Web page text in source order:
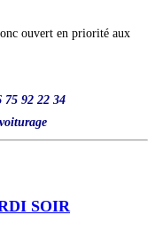
ouvert en priorité aux
75 92 22 34
SOIR